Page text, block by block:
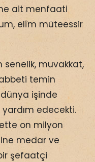
ait menfaati
elîm müteessir
senelik, muvakkat,
temin
dünya işinde
edecekti.
on milyon
medar ve
şefaatçi